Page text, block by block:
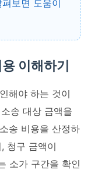
보면 도움이
이해하기
해야 하는 것이
송 대상 금액을
송 비용을 산정하
청구 금액이
소가 구간을 확인